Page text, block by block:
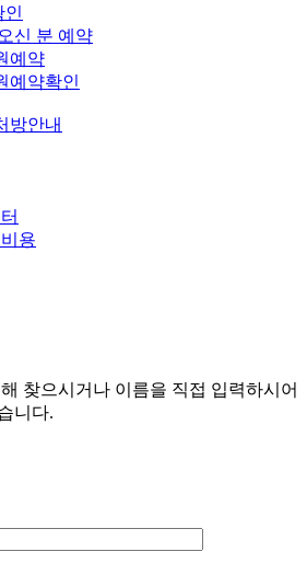
인
신 분 예약
예약
예약확인
방안내
용
찾으시거나 이름을 직접 입력하시어
니다.